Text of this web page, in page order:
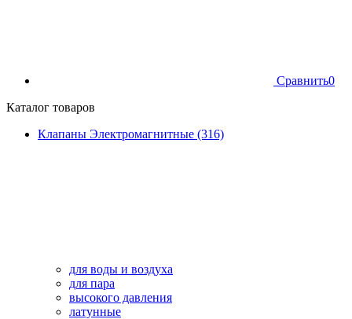
Сравнить0
Каталог товаров
Клапаны Электромагнитные (316)
для воды и воздуха
для пара
высокого давления
латунные